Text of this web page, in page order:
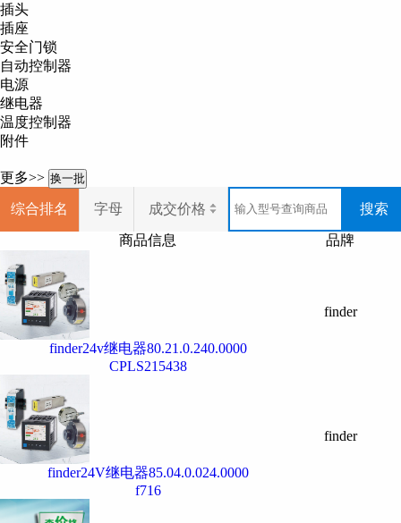
（芬德）品牌产品和报
插头
插座
安全门锁
自动控制器
电源
继电器
温度控制器
附件
更多>> 换一批
综合排名 字母 成交价格 搜索
商品信息 品牌
finder24v继电器80.21.0.240.0000
CPLS215438
finder
finder24V继电器85.04.0.024.0000
f716
finder